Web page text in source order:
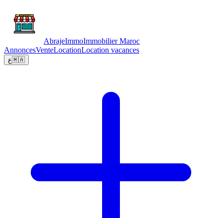
AbrajeImmoImmobilier Maroc
AnnoncesVenteLocationLocation vacances
ع🇲🇦